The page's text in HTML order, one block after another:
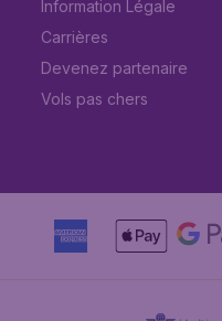
Information Légale
Carrières
Devenez partenaire
Vols pas chers